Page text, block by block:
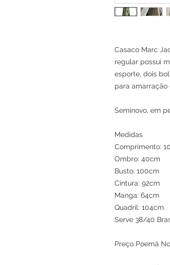
Casaco Marc
regular possui
esporte, dois
para
Seminovo, em
Medidas
Comprimento:
Ombro: 40cm
Busto: 100cm
Cintura: 92cm
Manga: 64cm
Quadril: 104cm
Serve 38/40
Preço Poemä